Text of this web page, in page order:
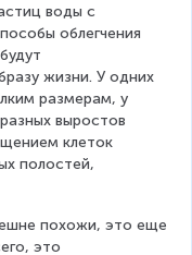
воды с
облегчения
жизни. У одних
размерам, у
выростов
клеток
полостей,
похожи, это еще
это